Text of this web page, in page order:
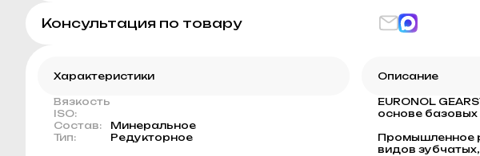
Консультация по товару
Характеристики
Вязкость
ISO:
Состав:
Минеральное
Тип:
Редукторное
Описание
EURONOL
основе
Промышленное
видов